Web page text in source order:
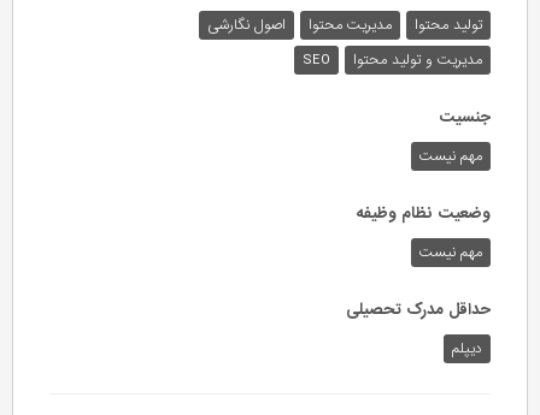
تولید محتوا مدیریت محتوا
اصول نگارشی
مدیریت و تولید محتوا
SEO
جنسیت
مهم نیست
وضعیت نظام وظیفه
مهم‌ نیست
حداقل مدرک تحصیلی
دیپلم